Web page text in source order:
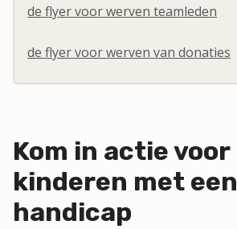
de flyer voor werven teamleden
de flyer voor werven van donaties
Kom in actie voor
kinderen met een
handicap